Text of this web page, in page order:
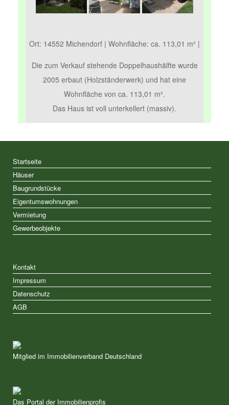
Ort: 14552 Michendorf | Wohnfläche: ca. 113,01 m² |
Die zum Verkauf stehende Doppelhaushälfte wurde
2005 erbaut (Holzständerwerk) und hat eine
Wohnfläche von ca. 113,01 m².
Das Haus ist voll unterkellert (massiv).
Startseite
Häuser
Baugrundstücke
Eigentumswohnungen
Vermietung
Gewerbeobjekte
Kontakt
Impressum
Datenschutz
AGB
Mitglied im Immobilienverband Deutschland
Das Portal der Immobilienprofis